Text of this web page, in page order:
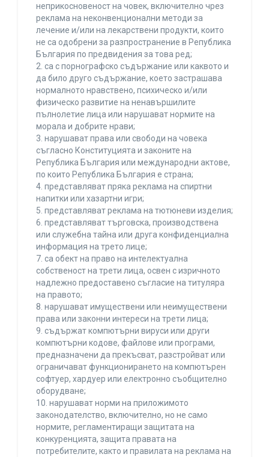
неприкосновеност на човек, включително чрез
реклама на неконвенционални методи за
лечение и/или на лекарствени продукти, които
не са одобрени за разпространение в Република
България по предвидения за това ред;
2. са с порнографско съдържание или каквото и
да било друго съдържание, което застрашава
нормалното нравствено, психическо и/или
физическо развитие на ненавършилите
пълнолетие лица или нарушават нормите на
морала и добрите нрави;
3. нарушават права или свободи на човека
съгласно Конституцията и законите на
Република България или международни актове,
по които Република България е страна;
4. представляват пряка реклама на спиртни
напитки или хазартни игри;
5. представляват реклама на тютюневи изделия;
6. представляват търговска, производствена
или служебна тайна или друга конфиденциална
информация на трето лице;
7. са обект на право на интелектуална
собственост на трети лица, освен с изричното
надлежно предоставено съгласие на титуляра
на правото;
8. нарушават имуществени или неимуществени
права или законни интереси на трети лица;
9. съдържат компютърни вируси или други
компютърни кодове, файлове или програми,
предназначени да прекъсват, разстройват или
ограничават функционирането на компютърен
софтуер, хардуер или електронно съобщително
оборудване;
10. нарушават норми на приложимото
законодателство, включително, но не само
нормите, регламентиращи защитата на
конкуренцията, защита правата на
потребителите, както и правилата на реклама на